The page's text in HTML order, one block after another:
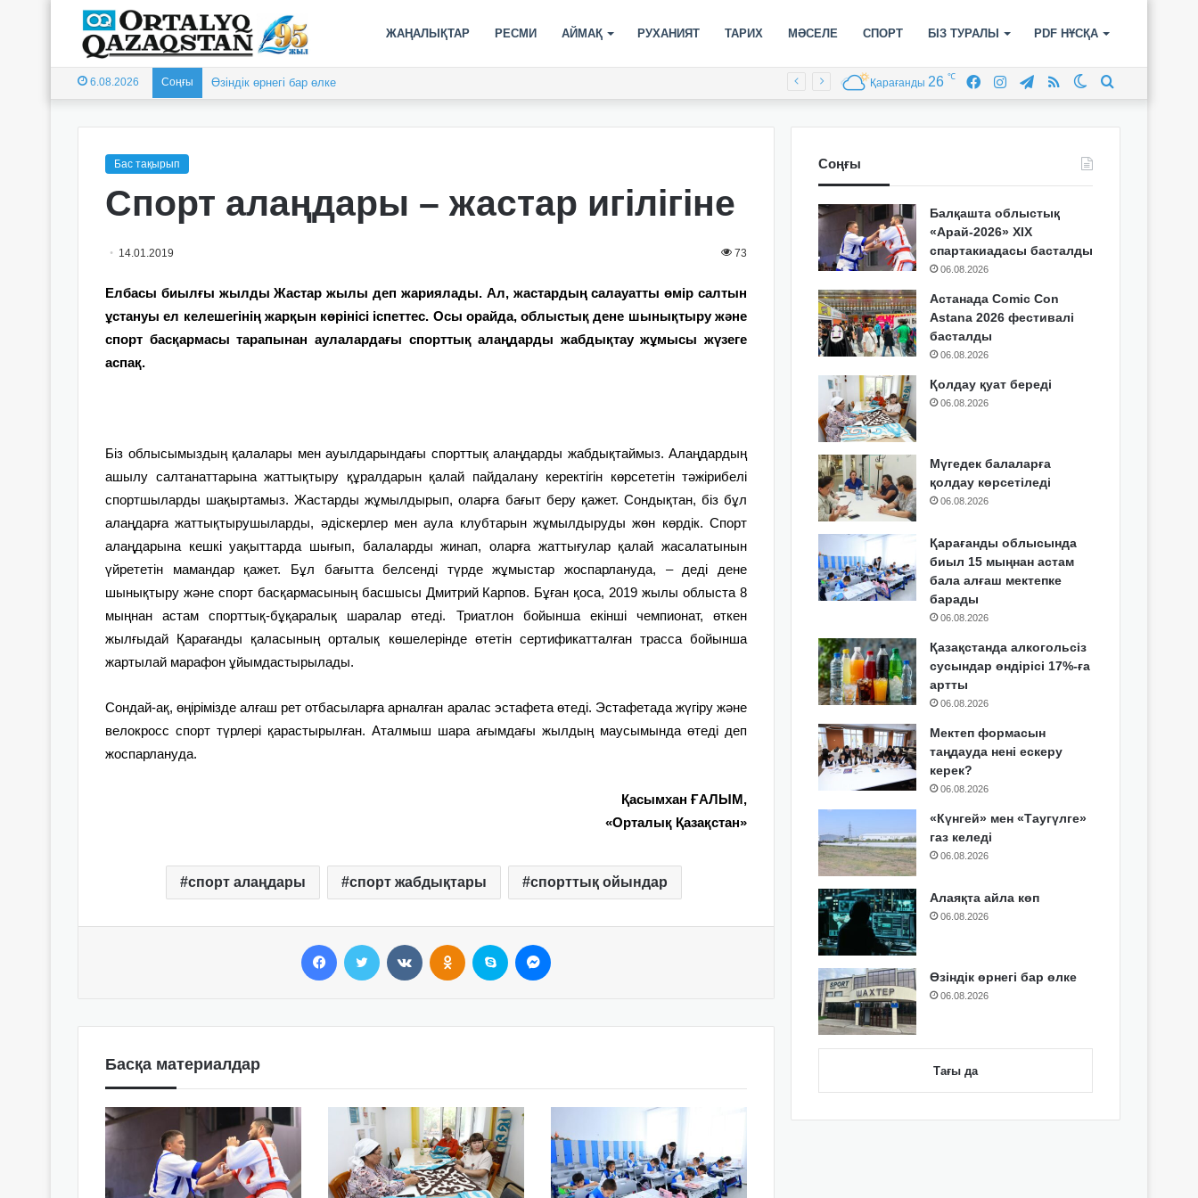
ЖАҢАЛЫҚТАР РЕСМИ АЙМАҚ РУХАНИЯТ ТАРИХ МӘСЕЛЕ СПОРТ БІЗ ТУРАЛЫ PDF НҰСҚА
6.08.2026 Соңғы Өзіндік өрнегі бар өлке Switch
RSS
Telegram
Instagram
Facebook
Қарағанды 26 ℃
Бас тақырып
Спорт алаңдары – жастар игілігіне
14.01.2019 73
Елбасы биылғы жылды Жастар жылы деп жариялады. Ал, жастардың салауатты өмір салтын
ұстануы ел келешегінің жарқын көрінісі іспеттес. Осы орайда, облыстық дене шынықтыру және
спорт басқармасы тарапынан аулалардағы спорттық алаңдарды жабдықтау жұмысы жүзеге
аспақ.
Біз облысымыздың қалалары мен ауылдарындағы спорттық алаңдарды жабдықтаймыз. Алаңдардың
ашылу салтанаттарына жаттықтыру құралдарын қалай пайдалану керектігін көрсететін тәжірибелі
спортшыларды шақыртамыз. Жастарды жұмылдырып, оларға бағыт беру қажет. Сондықтан, біз бұл
алаңдарға жаттықтырушыларды, әдіскерлер мен аула клубтарын жұмылдыруды жөн көрдік. Спорт
алаңдарына кешкі уақыттарда шығып, балаларды жинап, оларға жаттығулар қалай жасалатынын
үйрететін мамандар қажет. Бұл бағытта белсенді түрде жұмыстар жоспарлануда, – деді дене
шынықтыру және спорт басқармасының басшысы Дмитрий Карпов. Бұған қоса, 2019 жылы облыста 8
мыңнан астам спорттық-бұқаралық шаралар өтеді. Триатлон бойынша екінші чемпионат, өткен
жылғыдай Қарағанды қаласының орталық көшелерінде өтетін сертификатталған трасса бойынша
жартылай марафон ұйымдастырылады.
Сондай-ақ, өңірімізде алғаш рет отбасыларға арналған аралас эстафета өтеді. Эстафетада жүгіру және
велокросс спорт түрлері қарастырылған. Аталмыш шара ағымдағы жылдың маусымында өтеді деп
жоспарлануда.
Қасымхан ҒАЛЫМ,
«Орталық Қазақстан»
спорт алаңдары спорт жабдықтары спорттық ойындар
Басқа материалдар
Соңғы
Балқашта облыстық
«Арай-2026» XIX
спартакиадасы басталды
06.08.2026
Астанада Comic Con
Astana 2026 фестивалі
басталды
06.08.2026
Қолдау қуат береді
06.08.2026
Мүгедек балаларға
қолдау көрсетіледі
06.08.2026
Қарағанды облысында
биыл 15 мыңнан астам
бала алғаш мектепке
барады
06.08.2026
Қазақстанда алкогольсіз
сусындар өндірісі 17%-ға
артты
06.08.2026
Мектеп формасын
таңдауда нені ескеру
керек?
06.08.2026
«Күнгей» мен «Таугүлге»
газ келеді
06.08.2026
Алаяқта айла көп
06.08.2026
Өзіндік өрнегі бар өлке
06.08.2026
Тағы да